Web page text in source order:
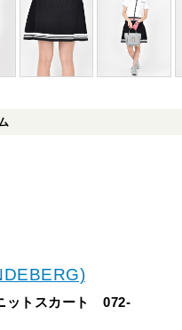
ットスカート 072-